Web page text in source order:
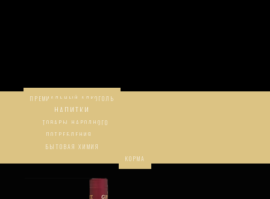
ПРЕМИАЛЬНЫЙ АЛКОГОЛЬ
НАПИТКИ
ТОВАРЫ НАРОДНОГО
ПОТРЕБЛЕНИЯ
БЫТОВАЯ ХИМИЯ
КОРМА